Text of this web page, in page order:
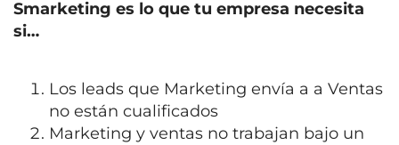
Smarketing es lo que tu empresa necesita
si…
Los leads que Marketing envía a a Ventas
no están cualificados
Marketing y ventas no trabajan bajo un